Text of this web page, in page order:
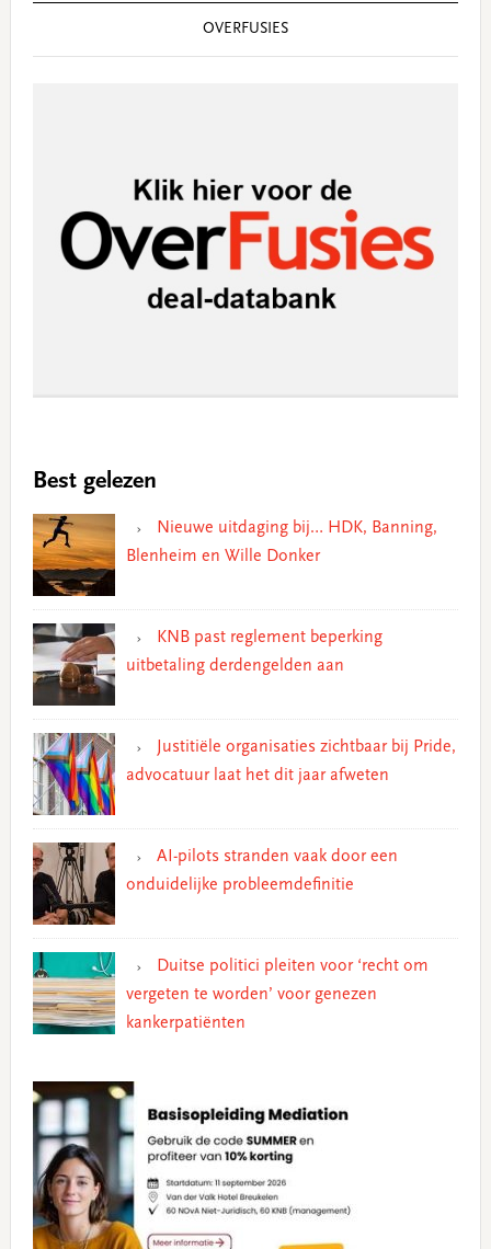
OVERFUSIES
Best gelezen
Nieuwe uitdaging bij… HDK, Banning,
Blenheim en Wille Donker
KNB past reglement beperking
uitbetaling derdengelden aan
Justitiële organisaties zichtbaar bij Pride,
advocatuur laat het dit jaar afweten
AI-pilots stranden vaak door een
onduidelijke probleemdefinitie
Duitse politici pleiten voor ‘recht om
vergeten te worden’ voor genezen
kankerpatiënten